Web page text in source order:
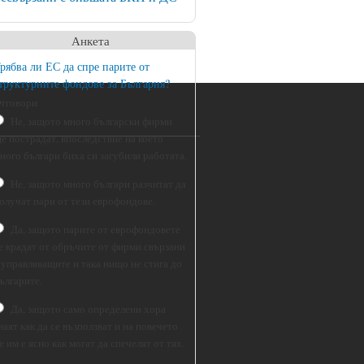
Анкета
ли ЕС да спре парите от
фондове за България?
пострадат, впоследствие на което